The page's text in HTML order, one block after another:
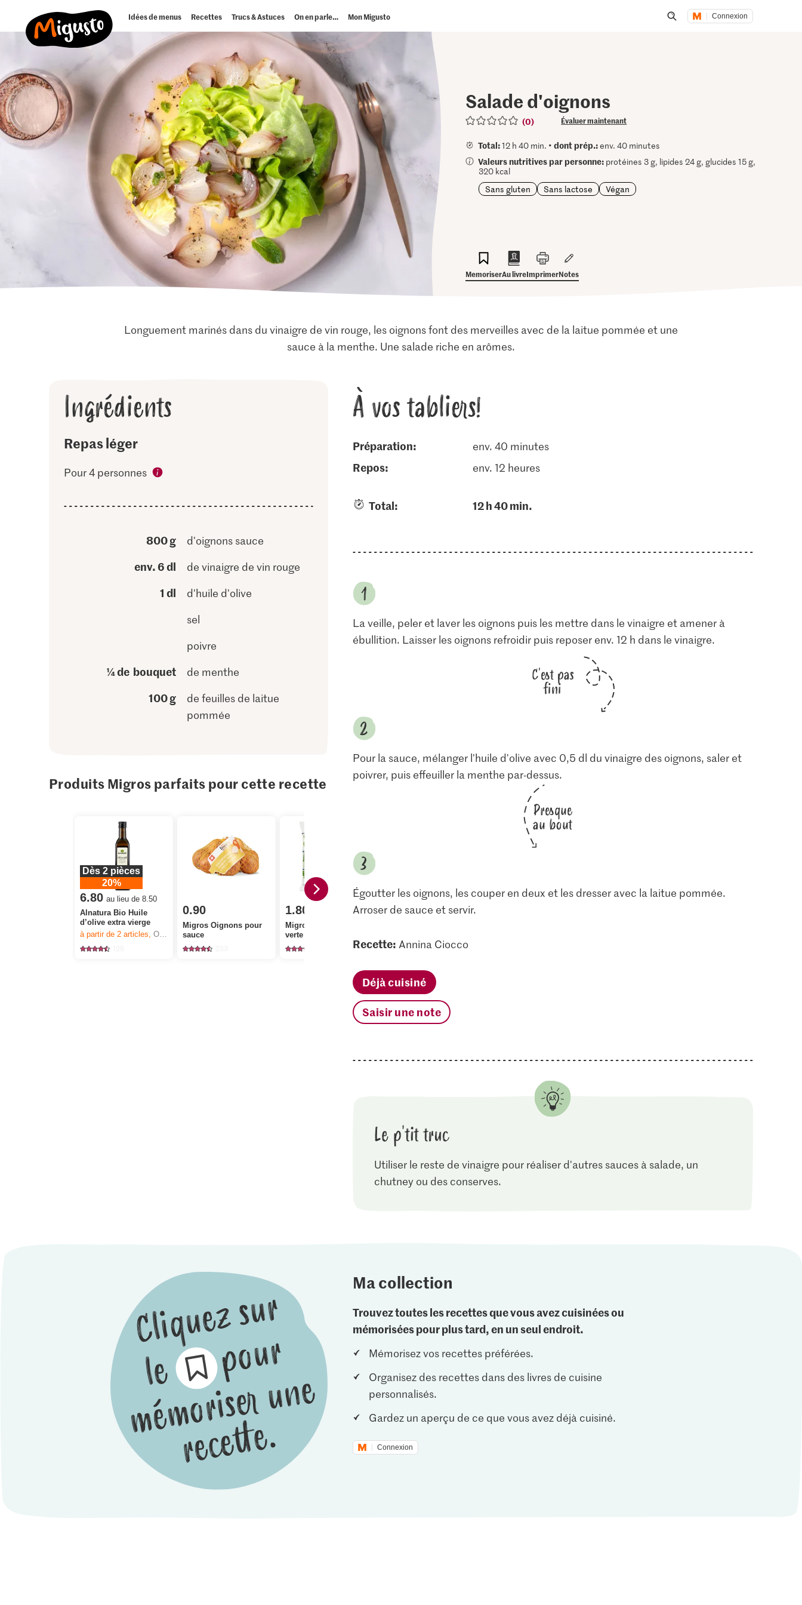
Idées de menus Recettes Trucs & Astuces On en parle… Mon Migusto Connexion
Salade d'oignons
(0) Évaluer maintenant
Total:12 h 40 min. •dont prép.:env. 40 minutes
Valeurs nutritives par personne: protéines 3 g, lipides 24 g, glucides 15 g,
320 kcal
Sans gluten
Sans lactose Végan
MemoriserAu livreImprimerNotes
Longuement marinés dans du vinaigre de vin rouge, les oignons font des merveilles avec de la laitue pommée et une
sauce à la menthe. Une salade riche en arômes.
Ingrédients
Repas léger
Pour 4 personnes
800 g d'oignons sauce
env. 6 dl de vinaigre de vin rouge
1 dl
d'huile d'olive
sel
poivre
¼ de bouquet de menthe
100 g
de feuilles de laitue
pommée
Produits Migros parfaits pour cette recette
Dès 2 pièces
20%
6.80 au lieu de 8.50
Alnatura Bio Huile
d’olive extra vierge
à partir de 2articles,Offre valable du 6.8 au 12.8.2026, jusqu’à épuisement du stock.
0.90
Migros Oignons pour
sauce
1.80
Migros Salade pommée
verte
1.40
112
À vos tabliers!
Préparation: env. 40 minutes
repos: env. 12 heures
Total: 12 h 40 min.
La veille, peler et laver les oignons puis les mettre dans le vinaigre et amener à
ébullition. Laisser les oignons refroidir puis reposer env. 12 h dans le vinaigre.
C'est pas
fini
Pour la sauce, mélanger l'huile d'olive avec 0,5 dl du vinaigre des oignons, saler et
poivrer, puis effeuiller la menthe par-dessus.
Presque
au bout
Égoutter les oignons, les couper en deux et les dresser avec la laitue pommée.
Arroser de sauce et servir.
Recette: Annina Ciocco
Déjà cuisiné
Saisir une note
Le p'tit truc
Utiliser le reste de vinaigre pour réaliser d'autres sauces à salade, un
chutney ou des conserves.
Ma collection
Trouvez toutes les recettes que vous avez cuisinées ou
mémorisées pour plus tard, en un seul endroit.
Mémorisez vos recettes préférées.
Organisez des recettes dans des livres de cuisine
personnalisés.
Gardez un aperçu de ce que vous avez déjà cuisiné.
Connexion